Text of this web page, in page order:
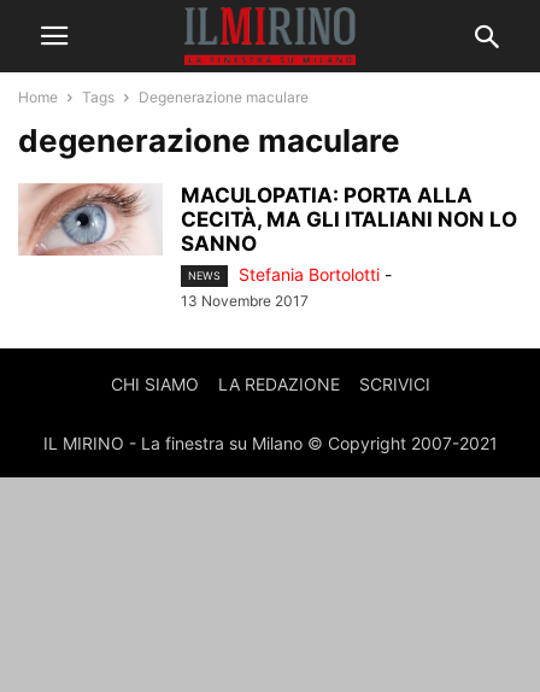
Home Tags Degenerazione maculare
degenerazione maculare
MACULOPATIA: PORTA ALLA
CECITÀ, MA GLI ITALIANI NON LO
SANNO
NEWS Stefania Bortolotti -
13 Novembre 2017
CHI SIAMO LA REDAZIONE SCRIVICI
IL MIRINO - La finestra su Milano © Copyright 2007-2021